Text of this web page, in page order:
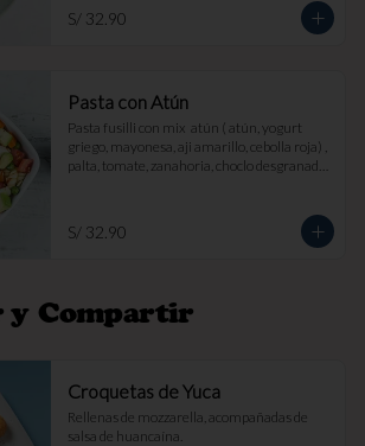
S/ 32.90
Pasta con Atún
Pasta fusilli con mix  atún ( atún, yogurt
griego, mayonesa, aji amarillo, cebolla roja) ,
palta, tomate, zanahoria, choclo desgranado
S/ 32.90
y Compartir
Croquetas de Yuca
Rellenas de mozzarella, acompañadas de
salsa de huancaína.